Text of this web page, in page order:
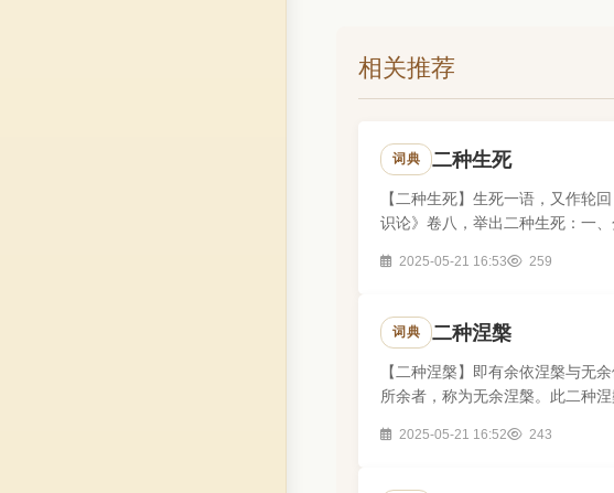
相关推荐
词典 二种生死
【二种生死】生死一语，又作轮
识论》卷八，举出二种生死：一
2025-05-21 16:53 259
词典 二种涅槃
【二种涅槃】即有余依涅槃与无
所余者，称为无余涅槃。此二种
2025-05-21 16:52 243